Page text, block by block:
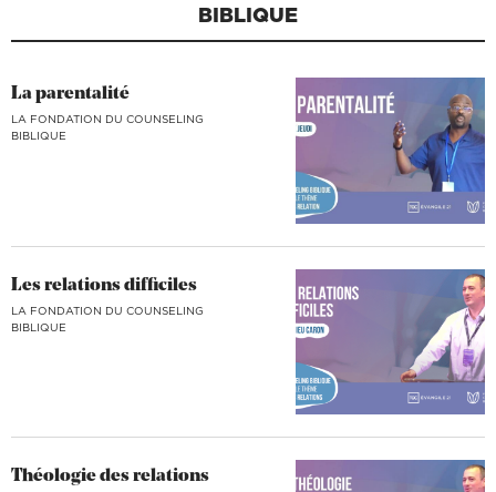
BIBLIQUE
La parentalité
LA FONDATION DU COUNSELING
BIBLIQUE
Les relations difficiles
LA FONDATION DU COUNSELING
BIBLIQUE
Théologie des relations